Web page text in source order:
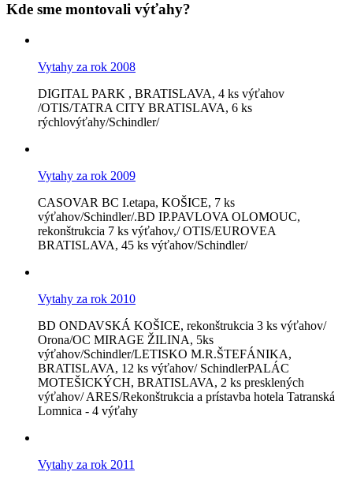
Kde sme montovali výťahy?
Vytahy za rok 2008
DIGITAL PARK , BRATISLAVA, 4 ks výťahov
/OTIS/TATRA CITY BRATISLAVA, 6 ks
rýchlovýťahy/Schindler/
Vytahy za rok 2009
CASOVAR BC I.etapa, KOŠICE, 7 ks
výťahov/Schindler/.BD IP.PAVLOVA OLOMOUC,
rekonštrukcia 7 ks výťahov,/ OTIS/EUROVEA
BRATISLAVA, 45 ks výťahov/Schindler/
Vytahy za rok 2010
BD ONDAVSKÁ KOŠICE, rekonštrukcia 3 ks výťahov/
Orona/OC MIRAGE ŽILINA, 5ks
výťahov/Schindler/LETISKO M.R.ŠTEFÁNIKA,
BRATISLAVA, 12 ks výťahov/ SchindlerPALÁC
MOTEŠICKÝCH, BRATISLAVA, 2 ks presklených
výťahov/ ARES/Rekonštrukcia a prístavba hotela Tatranská
Lomnica - 4 výťahy
Vytahy za rok 2011